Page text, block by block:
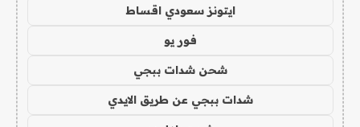
ايتونز سعودي اقساط
فور يو
شحن شدات ببجي
شدات ببجي عن طريق الايدي